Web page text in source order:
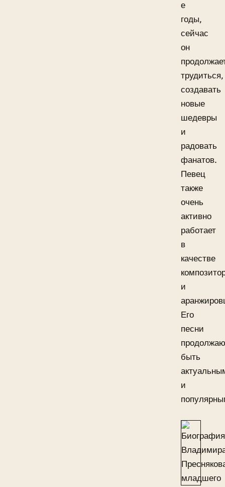
е
годы,
сейчас
он
трудиться,
создавать
новые
шедевры
и
радовать
фанатов.
Певец
также
очень
активно
работает
в
качестве
и
Его
песни
быть
и